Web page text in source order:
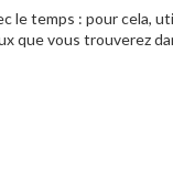
le temps : pour cela,
que vous trouverez